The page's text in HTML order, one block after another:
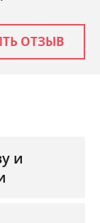
шиншила
ОТЗЫВ
и